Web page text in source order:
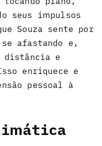
seus impulsos
Souza sente por
afastando e,
distância e
enriquece e
pessoal à